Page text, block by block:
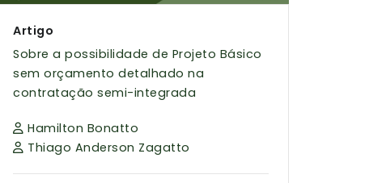
Artigo
Sobre a possibilidade de Projeto Básico
sem orçamento detalhado na
contratação semi-integrada
Hamilton Bonatto
Thiago Anderson Zagatto